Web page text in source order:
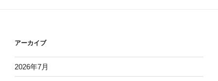
アーカイブ
2026年7月